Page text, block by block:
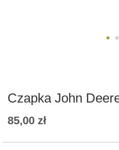
the
gallery
Czapka John
85,00 zł